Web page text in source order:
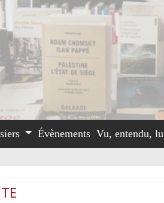
Évènements Vu, entendu, lu